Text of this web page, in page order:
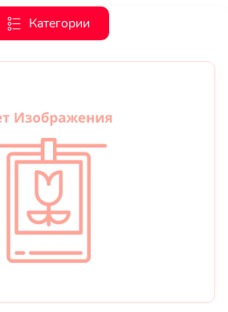
Категории